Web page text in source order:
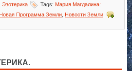
Эзотерика Tags: Мария Магдалина:
Программа Земли Новости Земли